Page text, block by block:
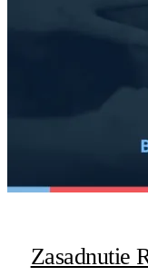
Zasadnutie